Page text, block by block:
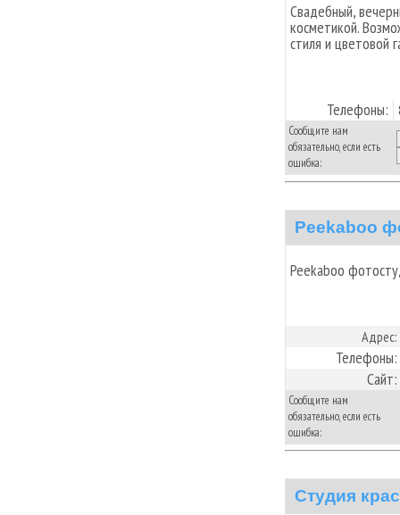
Свадебный,
косметикой.
стиля и цветовой
Телефоны:
Сообщите нам
обязательно, если есть
ошибка:
Peekaboo
Peekaboo
Адрес:
Телефоны:
Сайт:
Сообщите нам
обязательно, если есть
ошибка:
Студия